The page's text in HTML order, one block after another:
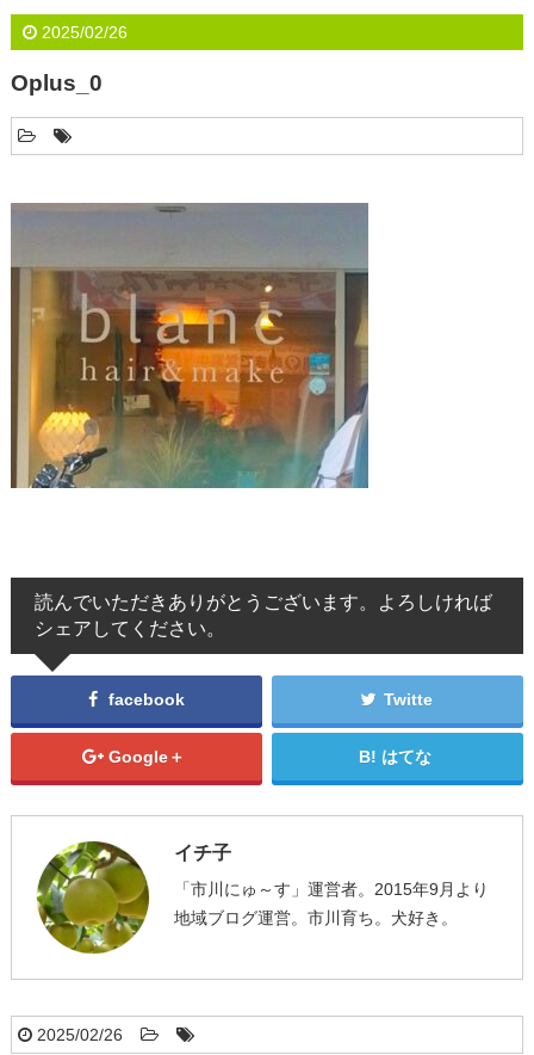
2025/02/26
Oplus_0
読んでいただきありがとうございます。よろしければ
シェアしてください。
facebook Twitte
Google＋ はてな
イチ子
「市川にゅ～す」運営者。2015年9月より
地域ブログ運営。市川育ち。犬好き。
2025/02/26